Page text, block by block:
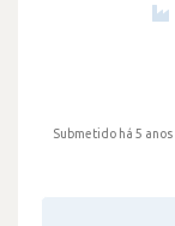
Submetido há 5 anos